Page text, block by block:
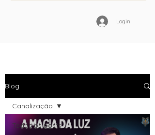
Login
Blog
Todos os posts
Canalização